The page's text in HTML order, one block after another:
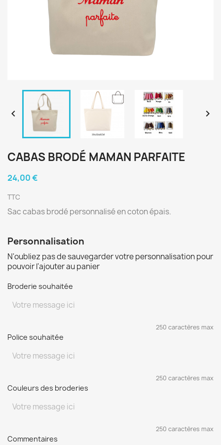
 
CABAS BRODÉ MAMAN PARFAITE
24,00 €
TTC
Sac cabas brodé personnalisé en coton épais.
Personnalisation
N'oubliez pas de sauvegarder votre personnalisation pour
pouvoir l'ajouter au panier
Broderie souhaitée
250 caractères max
Police souhaitée
250 caractères max
Couleurs des broderies
250 caractères max
Commentaires